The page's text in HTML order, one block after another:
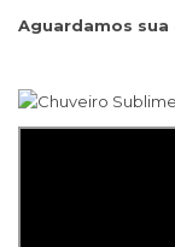
Aguardamos